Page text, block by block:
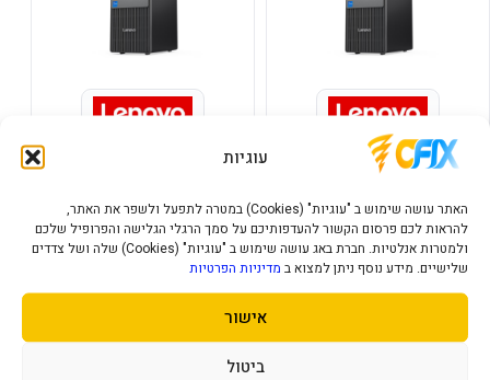
עוגיות
האתר עושה שימוש ב "עוגיות" (Cookies) במטרה לתפעל ולשפר את האתר,
להראות לכם פרסום הקשור להעדפותיכם על סמך הרגלי הגלישה והפרופיל שלכם
ולמטרות אנלטיות. חברת באג עושה שימוש ב "עוגיות" (Cookies) שלה ושל צדדים
שלישיים. מידע נוסף ניתן למצוא ב מדיניות הפרטיות
אישור
ביטול
נייח LENOVO ThinkCenter neo
50t Gen 5 I5-14400 8GB
₪ 2,510
הוסף לסל
2,114
הוסף לסל
במלאי